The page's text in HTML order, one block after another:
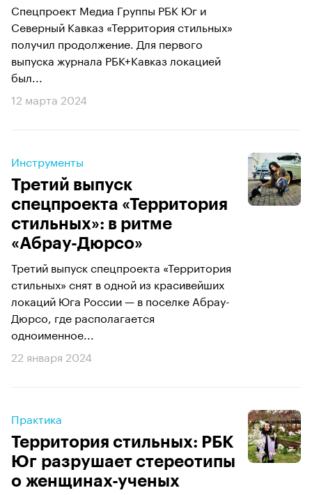
Спецпроект Медиа Группы РБК Юг и
Северный Кавказ «Территория стильных»
получил продолжение. Для первого
выпуска журнала РБК+Кавказ локацией
был...
12 марта 2024
Инструменты
Третий выпуск
спецпроекта «Территория
стильных»: в ритме
«Абрау-Дюрсо»
Третий выпуск спецпроекта «Территория
стильных» снят в одной из красивейших
локаций Юга России — в поселке Абрау-
Дюрсо, где располагается
одноименное...
22 января 2024
Практика
​​​​​​​Территория стильных: РБК
Юг разрушает стереотипы
о женщинах-ученых